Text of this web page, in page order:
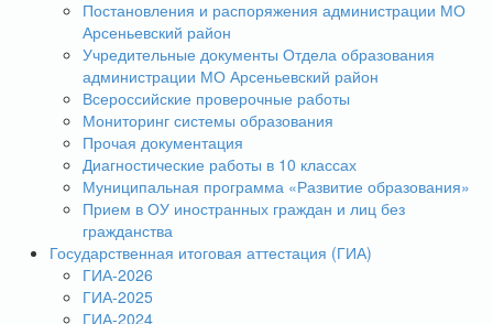
Постановления и распоряжения администрации МО
Арсеньевский район
Учредительные документы Отдела образования
администрации МО Арсеньевский район
Всероссийские проверочные работы
Мониторинг системы образования
Прочая документация
Диагностические работы в 10 классах
Муниципальная программа «Развитие образования»
Прием в ОУ иностранных граждан и лиц без
гражданства
Государственная итоговая аттестация (ГИА)
ГИА-2026
ГИА-2025
ГИА-2024